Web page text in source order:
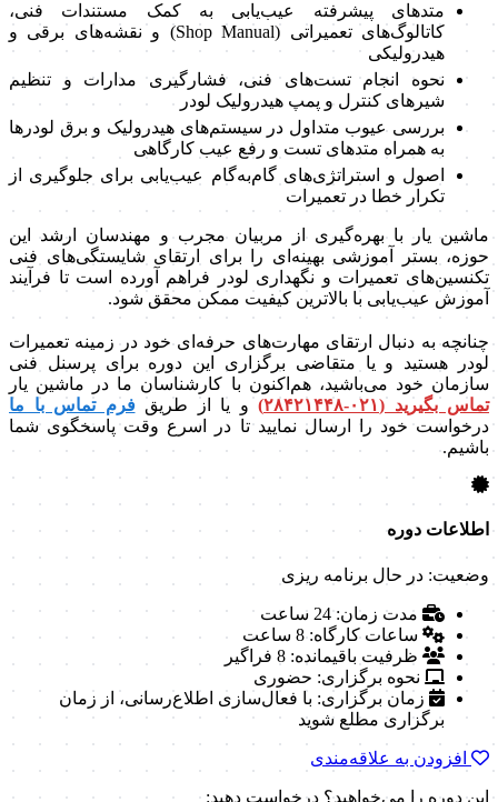
متدهای پیشرفته عیب‌یابی به کمک مستندات فنی،
کاتالوگ‌های تعمیراتی (Shop Manual) و نقشه‌های برقی و
هیدرولیکی
نحوه انجام تست‌های فنی، فشارگیری مدارات و تنظیم
شیرهای کنترل و پمپ هیدرولیک لودر
بررسی عیوب متداول در سیستم‌های هیدرولیک و برق لودرها
به همراه متدهای تست و رفع عیب کارگاهی
اصول و استراتژی‌های گام‌به‌گام عیب‌یابی برای جلوگیری از
تکرار خطا در تعمیرات
ماشین‌ یار با بهره‌گیری از مربیان مجرب و مهندسان ارشد این
حوزه، بستر آموزشی بهینه‌ای را برای ارتقای شایستگی‌های فنی
تکنسین‌های تعمیرات و نگهداری لودر فراهم آورده است تا فرآیند
آموزش عیب‌یابی با بالاترین کیفیت ممکن محقق شود.
چنانچه به دنبال ارتقای مهارت‌های حرفه‌ای خود در زمینه تعمیرات
لودر هستید و یا متقاضی برگزاری این دوره برای پرسنل فنی
سازمان خود می‌باشید، هم‌اکنون با کارشناسان ما در ماشین‌ یار
تماس بگیرید (۰۲۱-۲۸۴۲۱۴۴۸)
و یا از طریقفرم تماس با ما
درخواست خود را ارسال نمایید تا در اسرع وقت پاسخگوی شما
باشیم.
اطلاعات دوره
وضعیت: در حال برنامه ریزی
مدت زمان: 24 ساعت
ساعات کارگاه: 8 ساعت
ظرفیت باقیمانده: 8 فراگیر
نحوه برگزاری: حضوری
زمان برگزاری: با فعال‌سازی اطلاع‌رسانی، از زمان
برگزاری مطلع شوید
افزودن به علاقه‌مندی
این دوره را می‌خواهید؟ درخواست دهید: